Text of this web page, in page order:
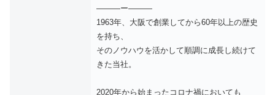
———ー———
1963年、大阪で創業してから60年以上の歴史
を持ち、
そのノウハウを活かして順調に成長し続けて
きた当社。
2020年から始まったコロナ禍においても